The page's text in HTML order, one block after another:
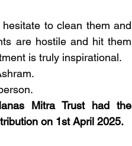
to clean them and
are hostile and hit them
is truly inspirational.
Mitra Trust had the
on 1st April 2025.